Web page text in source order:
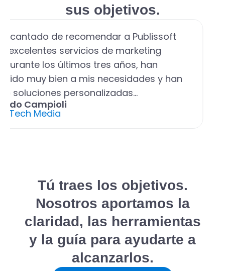
sus objetivos.
de recomendar a Publissoft
excelentes servicios de marketing
los últimos tres años, han
muy bien a mis necesidades y han
soluciones personalizadas…
Campioli
Tech Media
Tú traes los objetivos.
Nosotros aportamos la
claridad, las herramientas
y la guía para ayudarte a
alcanzarlos.